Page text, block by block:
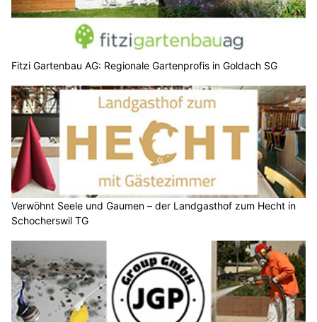
Fitzi Gartenbau AG: Regionale Gartenprofis in Goldach SG
Verwöhnt Seele und Gaumen – der Landgasthof zum Hecht in
Schocherswil TG